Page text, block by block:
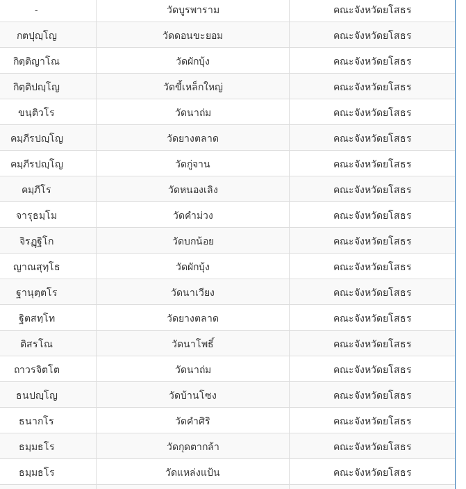
- วัดบูรพาราม
คณะจังหวัดยโสธร
กตปุญฺโญ วัดดอนขะยอม
คณะจังหวัดยโสธร
กิตฺติญาโณ วัดผักบุ้ง
คณะจังหวัดยโสธร
กิตฺติปญฺโญ วัดขี้เหล็กใหญ่
คณะจังหวัดยโสธร
ขนฺติวโร วัดนาถ่ม
คณะจังหวัดยโสธร
คมฺภีรปญฺโญ วัดยางตลาด
คณะจังหวัดยโสธร
คมฺภีรปญฺโญ วัดกู่จาน
คณะจังหวัดยโสธร
คมฺภีโร วัดหนองเลิง
คณะจังหวัดยโสธร
จารุธมฺโม วัดคำม่วง
คณะจังหวัดยโสธร
จิรฏฺฐิโก วัดบกน้อย
คณะจังหวัดยโสธร
ญาณสุทฺโธ วัดผักบุ้ง
คณะจังหวัดยโสธร
ฐานุตฺตโร วัดนาเวียง
คณะจังหวัดยโสธร
ฐิตสทฺโท วัดยางตลาด
คณะจังหวัดยโสธร
ติสรโณ วัดนาโพธิ์
คณะจังหวัดยโสธร
ถาวรจิตโต วัดนาถ่ม
คณะจังหวัดยโสธร
ธนปญฺโญ วัดบ้านโซง
คณะจังหวัดยโสธร
ธนากโร วัดคำศิริ
คณะจังหวัดยโสธร
ธมฺมธโร วัดกุดตากล้า
คณะจังหวัดยโสธร
ธมฺมธโร วัดแหล่งแป้น
คณะจังหวัดยโสธร